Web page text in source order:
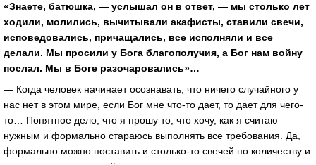
«Знаете, батюшка, — услышал он в ответ, — мы столько лет
ходили, молились, вычитывали акафисты, ставили свечи,
исповедовались, причащались, все исполняли и все
делали. Мы просили у Бога благополучия, а Бог нам войну
послал. Мы в Боге разочаровались»…
— Когда человек начинает осознавать, что ничего случайного у
нас нет в этом мире, если Бог мне что-то дает, то дает для чего-
то… Понятное дело, что я прошу то, что хочу, как я считаю
нужным и формально стараюсь выполнять все требования. Да,
формально можно поставить и столько-то свечей по количеству и